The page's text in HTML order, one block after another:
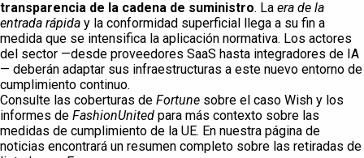
transparencia de la cadena de suministro. La era de la
entrada rápida y la conformidad superficial llega a su fin a
medida que se intensifica la aplicación normativa. Los actores
del sector —desde proveedores SaaS hasta integradores de IA
— deberán adaptar sus infraestructuras a este nuevo entorno de
cumplimiento continuo.
Consulte las coberturas de Fortune sobre el caso Wish y los
informes de FashionUnited para más contexto sobre las
medidas de cumplimiento de la UE. En nuestra página de
noticias encontrará un resumen completo sobre las retiradas de